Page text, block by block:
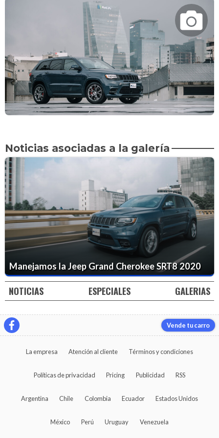
Noticias asociadas a la galería
Manejamos la Jeep Grand Cherokee SRT8 2020
NOTICIAS ESPECIALES GALERIAS
Vende tu carro
La empresa Atención al cliente Términos y condiciones
Políticas de privacidad Pricing Publicidad RSS
Argentina Chile Colombia Ecuador Estados Unidos
México Perú Uruguay Venezuela